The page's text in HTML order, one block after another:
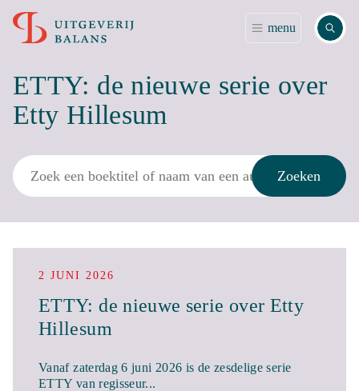
menu Zoek
ETTY: de nieuwe serie over
Etty Hillesum
Zoek
Zoeken
2 JUNI 2026
ETTY: de nieuwe serie over Etty
Hillesum
Vanaf zaterdag 6 juni 2026 is de zesdelige serie
ETTY van regisseur...